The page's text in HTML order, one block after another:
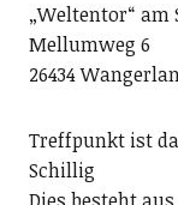
„Weltentor“ am
Mellumweg 6
26434
Treffpunkt ist
Schillig